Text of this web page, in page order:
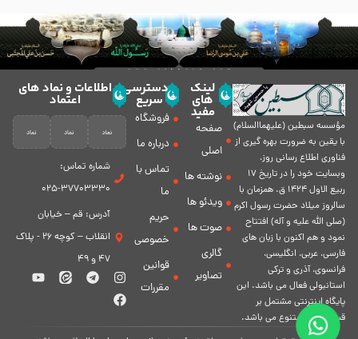
مؤسسه سبطين (عليهماالسلام)
با يقين به ضرورت بهره گیرى از
فناورى اطلاع رسانى روز،
وبسایت خود را در تاريخ 17
ربيع الاول 1424 ق. همزمان با
سالروز ميلاد حضرت رسول اكرم
(صلی الله علیه و آله) افتتاح
نمود و هم اكنون با زبان های
فارسی، عربى، انگلیسی،
فرانسوی، آذری و ترکی
استانبولی فعال مى باشد. اين
پايگاه اينترنتى مشتمل بر
قسمت هاى متنوع مى باشد.
لینک
های
مفید
صفحه
اصلی
نوشته ها
ویدئو ها
صوت ها
گالری
تصاویر
دسترسی
سریع
فروشگاه
درباره ما
تماس با
ما
حریم
خصوصی
قوانین
مقررات
اطلاعات و نماد های
اعتماد
شماره تماس:
37703330-025
آدرس: قم – خیابان
انقلاب – کوچه 26 - پلاک
47 و 49